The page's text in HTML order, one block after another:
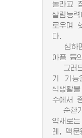
놀라고
살림능
로우며
다.
심하면
아픔 등
그러므
기 기능
식생활
수에서
순환기
약재로
레, 맥문